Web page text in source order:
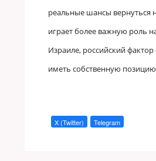
реальные шансы вернуться
играет более важную роль
Израиле, российский
иметь собственную
X (Twitter) Telegram